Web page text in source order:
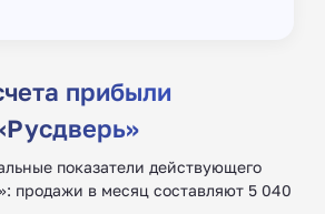
прибыли
показатели действующего
продажи в месяц составляют 5 040